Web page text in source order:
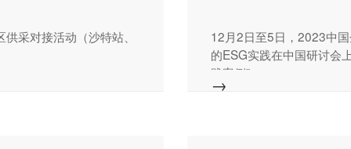
采对接活动（沙特站、
12月2日至5日，2023中
的ESG实践在中国研讨会
践案例”。
→